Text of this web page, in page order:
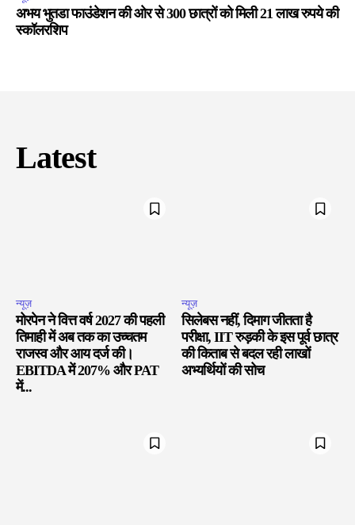
अभय भुतडा फाउंडेशन की ओर से 300 छात्रों को मिली 21 लाख रुपये की
स्कॉलरशिप
Latest
न्यूज़
मोरपेन ने वित्त वर्ष 2027 की पहली
तिमाही में अब तक का उच्चतम
राजस्व और आय दर्ज की।
EBITDA में 207% और PAT
में...
न्यूज़
सिलेबस नहीं, दिमाग जीतता है
परीक्षा, IIT रुड़की के इस पूर्व छात्र
की किताब से बदल रही लाखों
अभ्यर्थियों की सोच